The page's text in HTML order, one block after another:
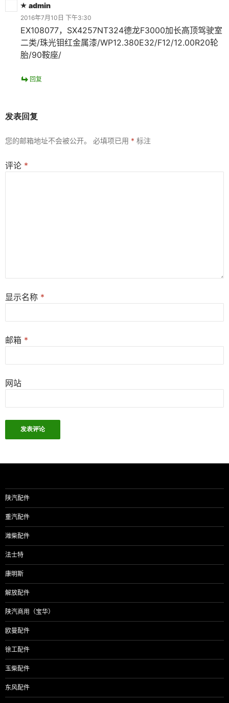
admin
2016年7月10日 下午3:30
EX108077，SX4257NT324德龙F3000加长高顶驾驶室
二类/珠光钼红金属漆/WP12.380E32/F12/12.00R20轮
胎/90鞍座/
回复
发表回复
您的邮箱地址不会被公开。 必填项已用 * 标注
评论 *
显示名称 *
邮箱 *
网站
陕汽配件
重汽配件
潍柴配件
法士特
康明斯
解放配件
陕汽商用（宝华）
欧曼配件
徐工配件
玉柴配件
东风配件